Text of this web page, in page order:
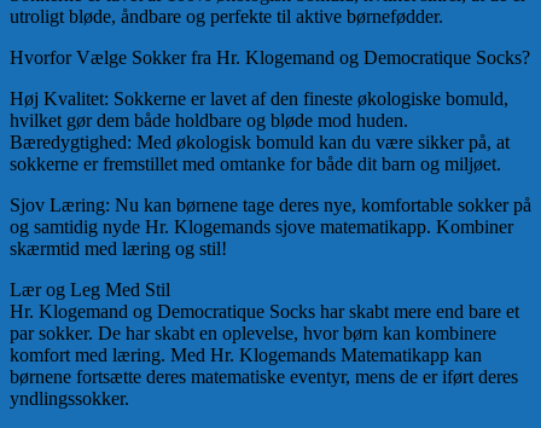
utroligt bløde, åndbare og perfekte til aktive børnefødder.
Hvorfor Vælge Sokker fra Hr. Klogemand og Democratique Socks?
Høj Kvalitet: Sokkerne er lavet af den fineste økologiske bomuld,
hvilket gør dem både holdbare og bløde mod huden.
Bæredygtighed: Med økologisk bomuld kan du være sikker på, at
sokkerne er fremstillet med omtanke for både dit barn og miljøet.
Sjov Læring: Nu kan børnene tage deres nye, komfortable sokker på
og samtidig nyde Hr. Klogemands sjove matematikapp. Kombiner
skærmtid med læring og stil!
Lær og Leg Med Stil
Hr. Klogemand og Democratique Socks har skabt mere end bare et
par sokker. De har skabt en oplevelse, hvor børn kan kombinere
komfort med læring. Med Hr. Klogemands Matematikapp kan
børnene fortsætte deres matematiske eventyr, mens de er iført deres
yndlingssokker.